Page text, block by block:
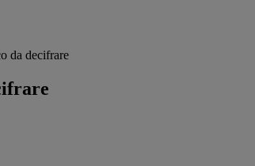
da decifrare